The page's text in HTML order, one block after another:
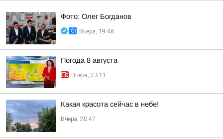
Фото: Олег Богданов
Вчера, 19:46
Погода 8 августа
Вчера, 23:11
Какая красота сейчас в небе!
Вчера, 20:47